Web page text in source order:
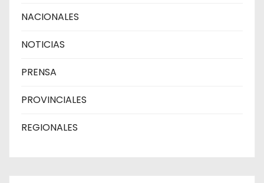
NACIONALES
NOTICIAS
PRENSA
PROVINCIALES
REGIONALES